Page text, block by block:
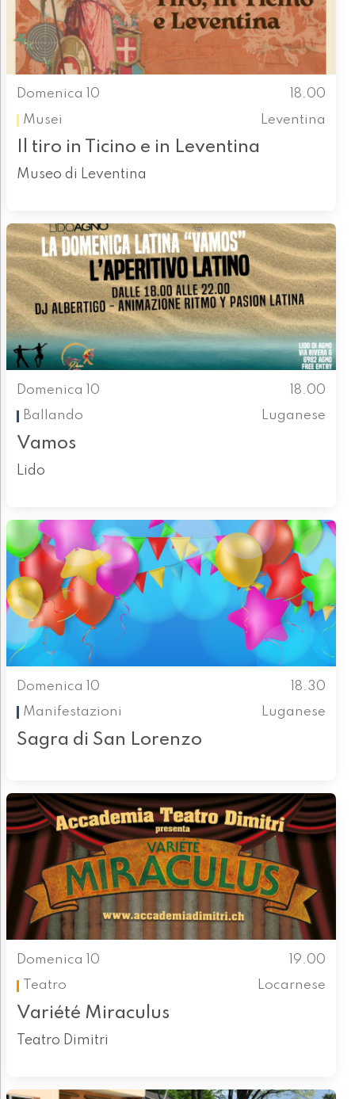
Domenica 10
18.00
Musei
Leventina
Il tiro in Ticino e in Leventina
Museo di Leventina
Domenica 10
18.00
Ballando
Luganese
Vamos
Lido
Domenica 10
18.30
Manifestazioni
Luganese
Sagra di San Lorenzo
Domenica 10
19.00
Teatro
Locarnese
Variété Miraculus
Teatro Dimitri